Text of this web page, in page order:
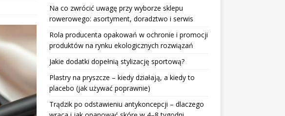
Na co zwrócić uwagę przy wyborze sklepu
rowerowego: asortyment, doradztwo i serwis
Rola producenta opakowań w ochronie i promocji
produktów na rynku ekologicznych rozwiązań
Jakie dodatki dopełnią stylizację sportową?
Plastry na pryszcze – kiedy działają, a kiedy to
placebo (jak używać poprawnie)
Trądzik po odstawieniu antykoncepcji – dlaczego